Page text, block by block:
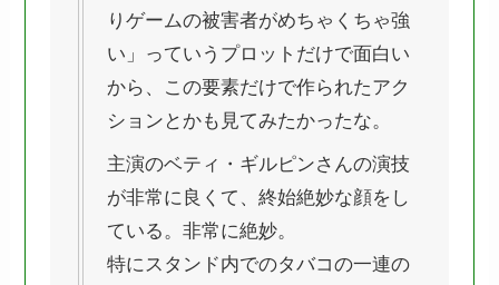
りゲームの被害者がめちゃくちゃ強
い」っていうプロットだけで面白い
から、この要素だけで作られたアク
ションとかも見てみたかったな。
主演のベティ・ギルピンさんの演技
が非常に良くて、終始絶妙な顔をし
ている。非常に絶妙。
特にスタンド内でのタバコの一連の